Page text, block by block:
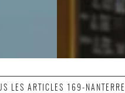
LES ARTICLES 169-NANTERRE